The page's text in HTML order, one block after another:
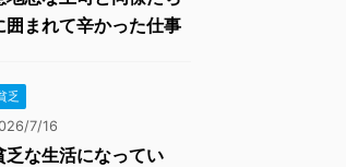
囲まれて辛かった仕事
乏
7/16
乏な生活になってい